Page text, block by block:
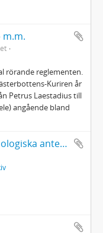
rörande reglementen.
Kuriren år
Petrus Laestadius till
angående bland
Arkeologiska och etnologiska anteckningar under resan 1907